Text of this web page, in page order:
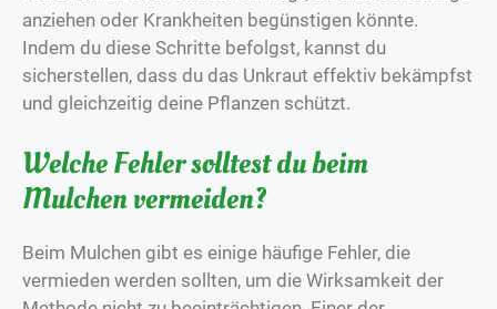
anziehen oder Krankheiten begünstigen könnte.
Indem du diese Schritte befolgst, kannst du
sicherstellen, dass du das Unkraut effektiv bekämpfst
und gleichzeitig deine Pflanzen schützt.
Welche Fehler solltest du beim
Mulchen vermeiden?
Beim Mulchen gibt es einige häufige Fehler, die
vermieden werden sollten, um die Wirksamkeit der